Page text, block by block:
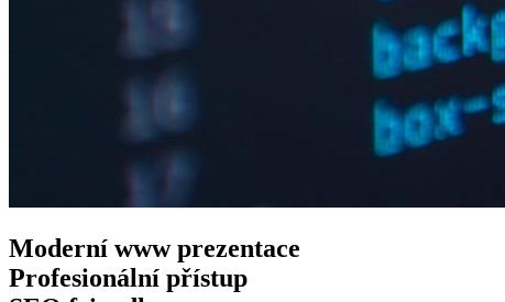
Moderní wwwprezentace
Profesionálnípřístup